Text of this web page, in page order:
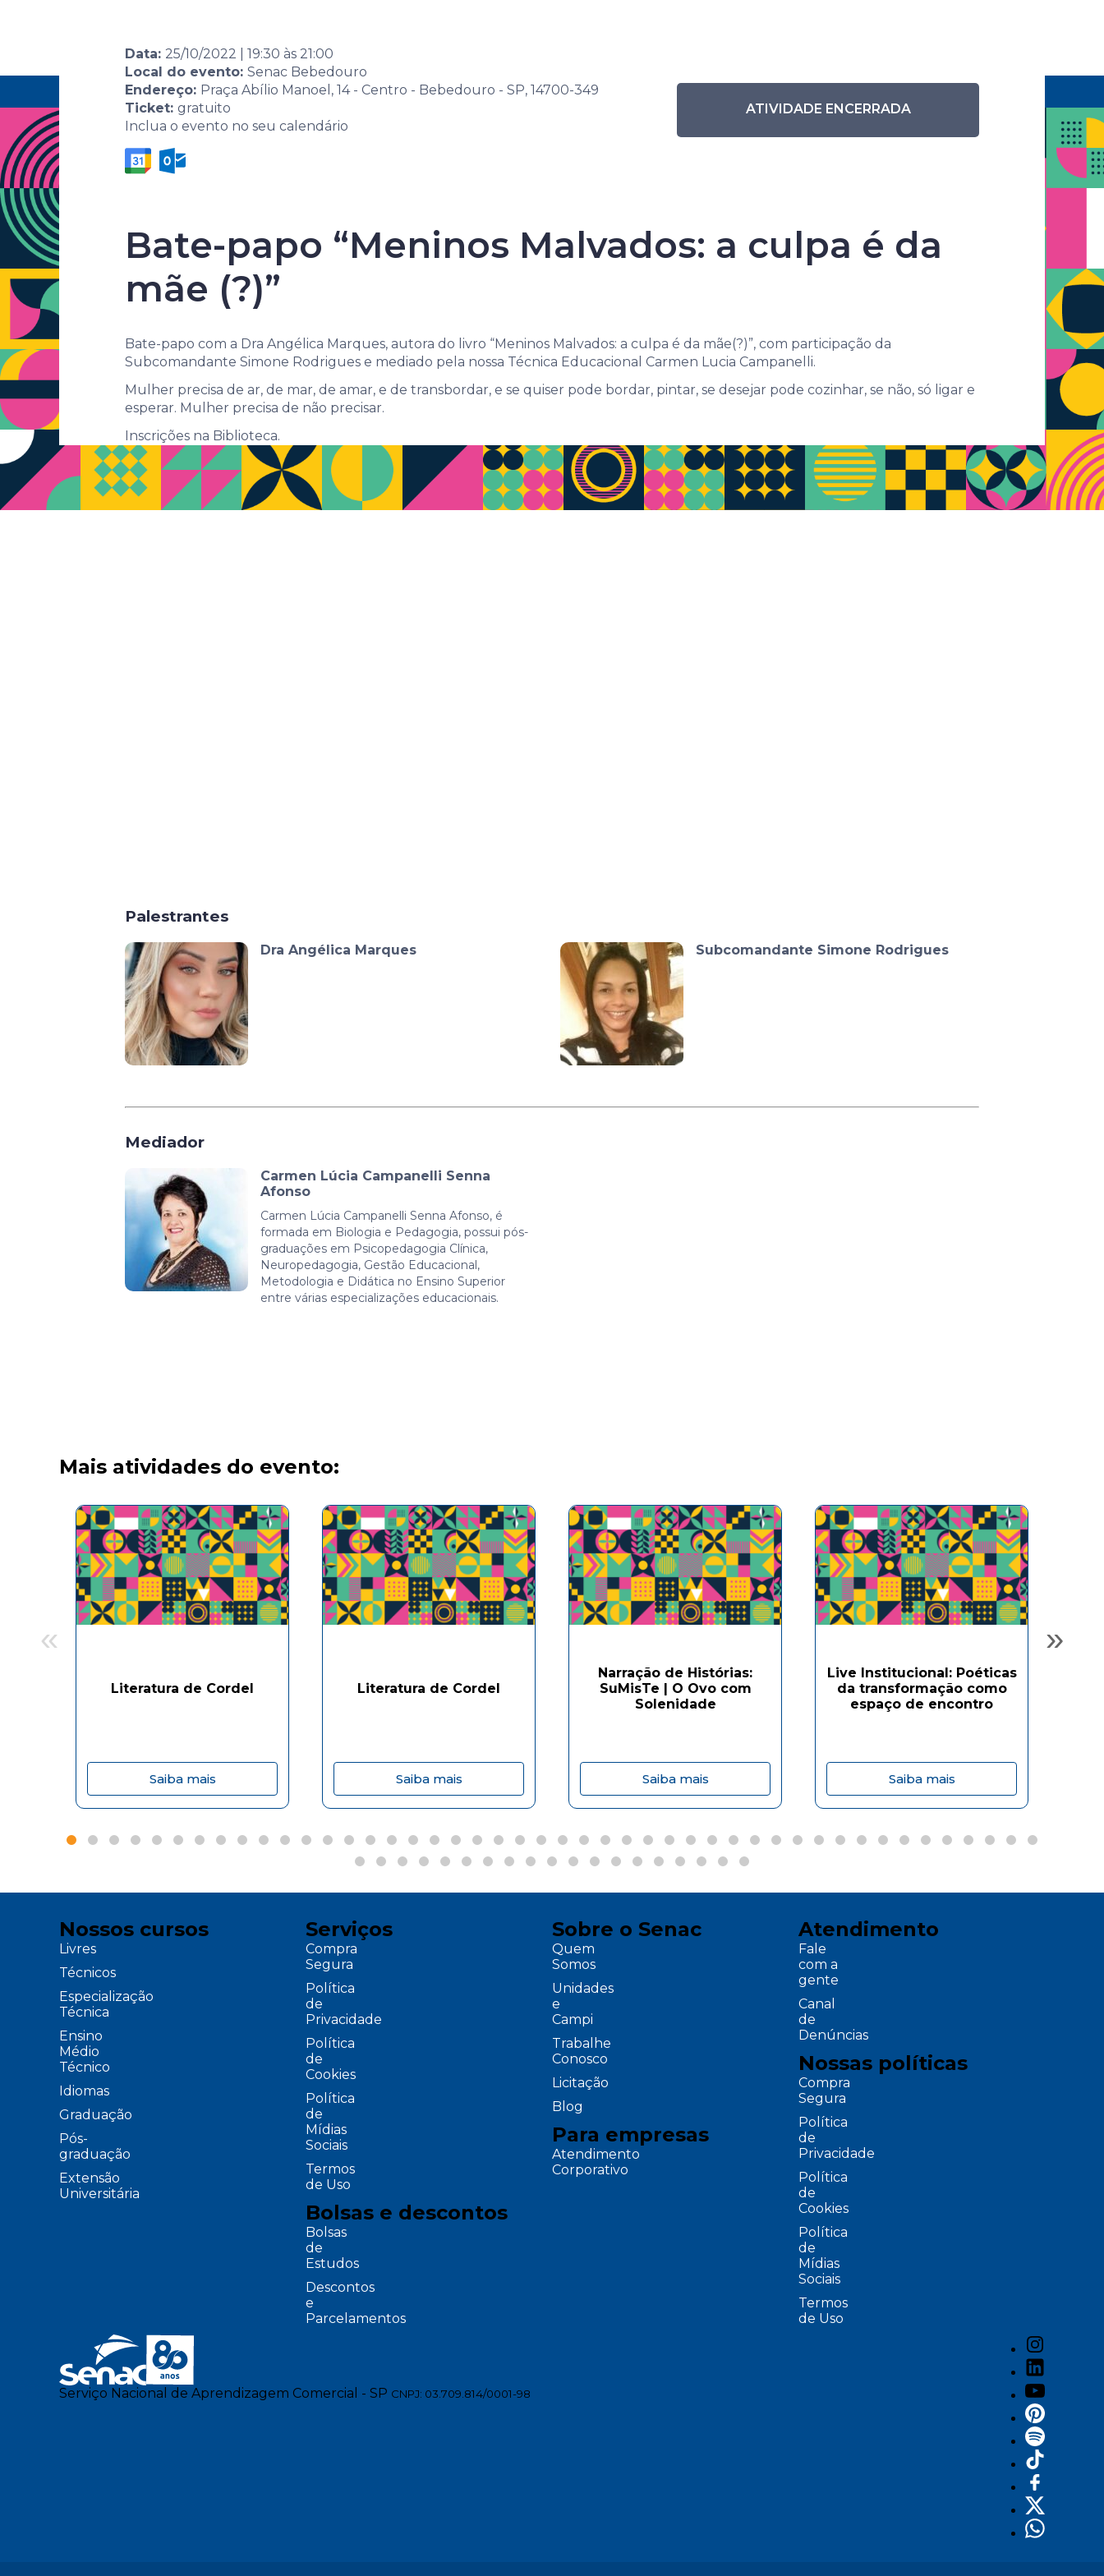
Agenda de eventos Evento 7ª Semana Senac de Leitura Atividade Bate-papo “Meninos Malvados: a culpa é da mãe (?)”
7ª Semana Senac de Leitura
Data: 25/10/2022 19:30 às 21:00
Local do evento: Senac Bebedouro
Endereço: Praça Abílio Manoel, 14 - Centro - Bebedouro - SP, 14700-349
Ticket: gratuito
Inclua o evento no seu calendário
ATIVIDADE ENCERRADA
Bate-papo “Meninos Malvados: a culpa é da
mãe (?)”
Bate-papo com a Dra Angélica Marques, autora do livro “Meninos Malvados: a culpa é da mãe(?)”, com participação da
Subcomandante Simone Rodrigues e mediado pela nossa Técnica Educacional Carmen Lucia Campanelli.
Mulher precisa de ar, de mar, de amar, e de transbordar, e se quiser pode bordar, pintar, se desejar pode cozinhar, se não, só ligar e
esperar. Mulher precisa de não precisar.
Inscrições na Biblioteca.
Palestrantes
Dra Angélica Marques Subcomandante Simone Rodrigues
Mediador
Carmen Lúcia Campanelli Senna
Afonso
Carmen Lúcia Campanelli Senna Afonso, é
formada em Biologia e Pedagogia, possui pós-
graduações em Psicopedagogia Clínica,
Neuropedagogia, Gestão Educacional,
Metodologia e Didática no Ensino Superior
entre várias especializações educacionais.
Mais atividades do evento:
Literatura de Cordel
Saiba mais
Literatura de Cordel
Saiba mais
Narração de Histórias:
SuMisTe | O Ovo com
Solenidade
Saiba mais
Live Institucional: Poéticas
da transformação como
espaço de encontro
Saiba mais
« »
Nossos cursos
Livres
Técnicos
Especialização
Técnica
Ensino
Médio
Técnico
Idiomas
Graduação
Pós-
graduação
Extensão
Universitária
Serviços
Compra
Segura
Política
de
Privacidade
Política
de
Cookies
Política
de
Mídias
Sociais
Termos
de Uso
Bolsas e descontos
Bolsas
de
Estudos
Descontos
e
Parcelamentos
Sobre o Senac
Quem
Somos
Unidades
e
Campi
Trabalhe
Conosco
Licitação
Blog
Para empresas
Atendimento
Corporativo
Atendimento
Fale
com a
gente
Canal
de
Denúncias
Nossas políticas
Compra
Segura
Política
de
Privacidade
Política
de
Cookies
Política
de
Mídias
Sociais
Termos
de Uso
Serviço Nacional de Aprendizagem Comercial - SP CNPJ: 03.709.814/0001-98